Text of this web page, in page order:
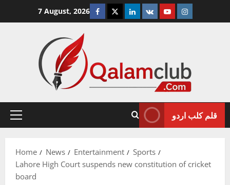
7 August, 2026 Facebook
TwitterLinkedin
VK YoutubeInstagram
Primary
قلم کلب اردو
Home News Entertainment
Sports
Lahore High Court suspends new constitution of cricket
board